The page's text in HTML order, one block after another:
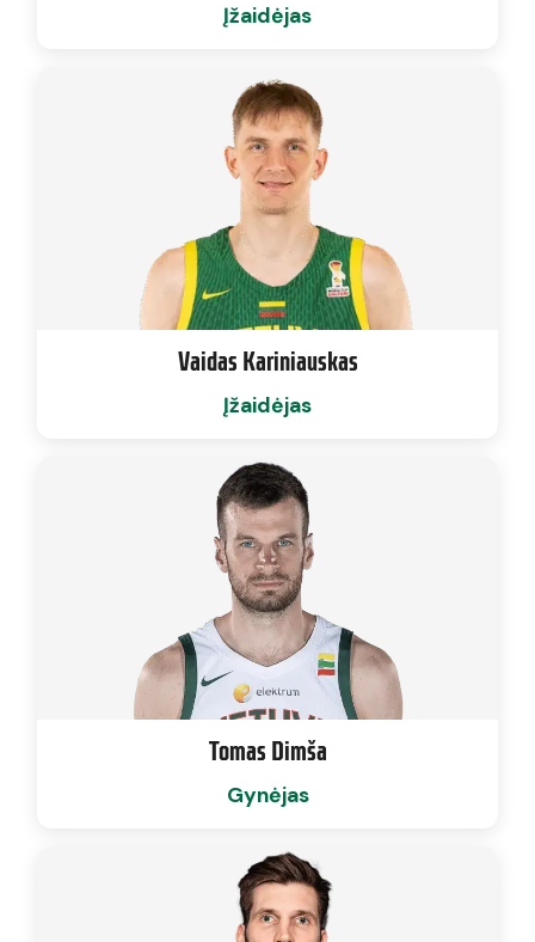
Įžaidėjas
Vaidas Kariniauskas
Įžaidėjas
Tomas Dimša
Gynėjas